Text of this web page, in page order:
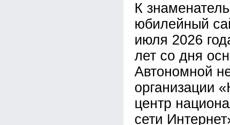
К
юбилейный
июля 2026
лет со дня
Автономной
организации
центр
сети